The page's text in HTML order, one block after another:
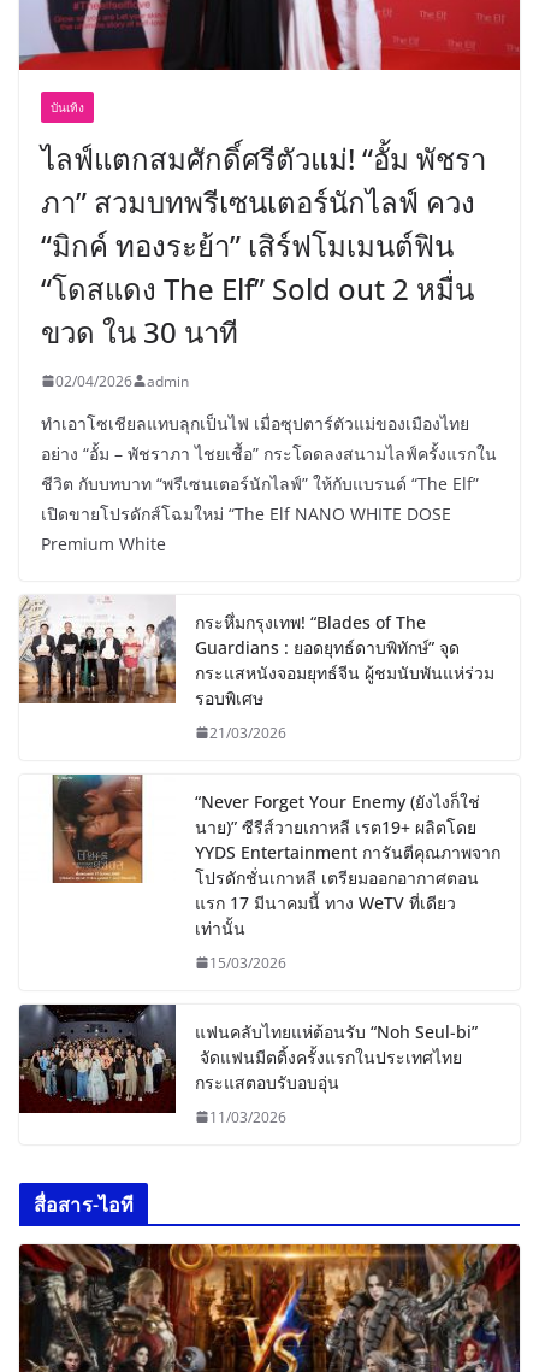
บันเทิง
ไลฟ์แตกสมศักดิ์ศรีตัวแม่! “อั้ม พัชรา
ภา” สวมบทพรีเซนเตอร์นักไลฟ์ ควง
“มิกค์ ทองระย้า” เสิร์ฟโมเมนต์ฟิน
“โดสแดง The Elf” Sold out 2 หมื่น
ขวด ใน 30 นาที
02/04/2026 admin
ทำเอาโซเชียลแทบลุกเป็นไฟ เมื่อซุปตาร์ตัวแม่ของเมืองไทย
อย่าง “อั้ม – พัชราภา ไชยเชื้อ” กระโดดลงสนามไลฟ์ครั้งแรกใน
ชีวิต กับบทบาท “พรีเซนเตอร์นักไลฟ์” ให้กับแบรนด์ “The Elf”
เปิดขายโปรดักส์โฉมใหม่ “The Elf NANO WHITE DOSE
Premium White
กระหึ่มกรุงเทพ! “Blades of The
Guardians : ยอดยุทธ์ดาบพิทักษ์” จุด
กระแสหนังจอมยุทธ์จีน ผู้ชมนับพันแห่ร่วม
รอบพิเศษ
21/03/2026
“Never Forget Your Enemy (ยังไงก็ใช่
นาย)” ซีรีส์วายเกาหลี เรต19+ ผลิตโดย
YYDS Entertainment การันตีคุณภาพจาก
โปรดักชั่นเกาหลี เตรียมออกอากาศตอน
แรก 17 มีนาคมนี้ ทาง WeTV ที่เดียว
เท่านั้น
15/03/2026
แฟนคลับไทยแห่ต้อนรับ “Noh Seul-bi”
จัดแฟนมีตติ้งครั้งแรกในประเทศไทย
กระแสตอบรับอบอุ่น
11/03/2026
สื่อสาร-ไอที